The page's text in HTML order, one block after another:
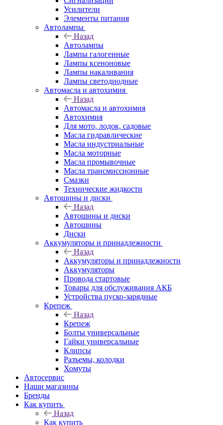
Усилители
Элементы питания
Автолампы
Назад
Автолампы
Лампы галогенные
Лампы ксеноновые
Лампы накаливания
Лампы светодиодные
Автомасла и автохимия
Назад
Автомасла и автохимия
Автохимия
Для мото, лодок, садовые
Масла гидравлические
Масла индустриальные
Масла моторные
Масла промывочные
Масла трансмиссионные
Смазки
Технические жидкости
Автошины и диски
Назад
Автошины и диски
Автошины
Диски
Аккумуляторы и принадлежности
Назад
Аккумуляторы и принадлежности
Аккумуляторы
Провода стартовые
Товары для обслуживания АКБ
Устройства пуско-зарядные
Крепеж
Назад
Крепеж
Болты универсальные
Гайки универсальные
Клипсы
Разъемы, колодки
Хомуты
Автосервис
Наши магазины
Бренды
Как купить
Назад
Как купить